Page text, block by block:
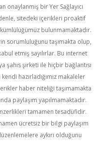
onaylanmış bir Yer Sağlayıcı
sitedeki içerikleri proaktif
bulunmamaktadır.
sorumluluğunu taşımakta olup,
etmiş sayılırlar. Bu internet
şahıs şirketi ile hiçbir bağlantısı
hazırladığımız makaleler
haber niteliği taşımamakta
paylaşım yapılmamaktadır.
tamamen tesadüfidir.
ücretsiz bir bilgi paylaşım
aykırı olduğunu